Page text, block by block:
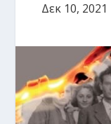
Δεκ 10, 2021